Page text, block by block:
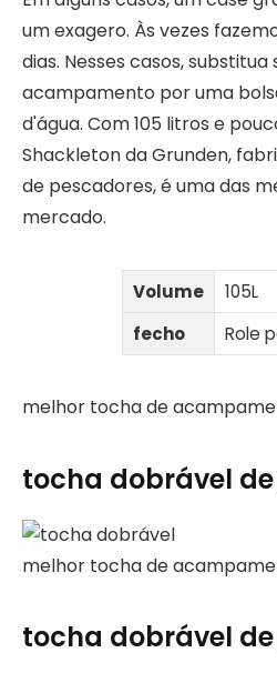
um exagero. Às vezes
dias. Nesses casos,
acampamento por uma
d'água. Com 105 litros e
Shackleton da Grunden,
de pescadores, é uma das
mercado.
Volume
105L
fecho
Role
melhor tocha de
tocha dobrável
melhor tocha de
tocha dobrável